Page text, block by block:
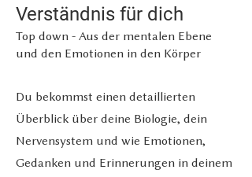
Verständnis für dich
Top down - Aus der mentalen Ebene
und den Emotionen in den Körper
Du bekommst einen detaillierten
Überblick über deine Biologie, dein
Nervensystem und wie Emotionen,
Gedanken und Erinnerungen in deinem